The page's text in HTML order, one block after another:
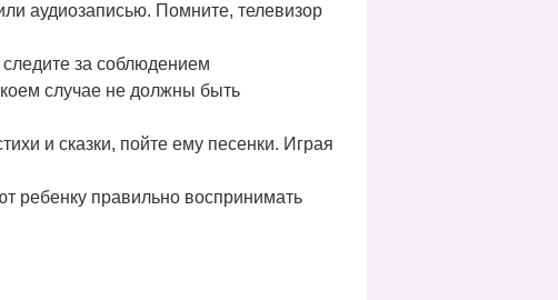
аудиозаписью. Помните, телевизор
за соблюдением
случае не должны быть
и сказки, пойте ему песенки. Играя
ребенку правильно воспринимать